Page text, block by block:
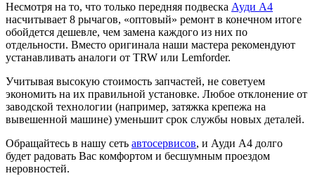
Несмотря на то, что только передняя подвеска Ауди А4
насчитывает 8 рычагов, «оптовый» ремонт в конечном итоге
обойдется дешевле, чем замена каждого из них по
отдельности. Вместо оригинала наши мастера рекомендуют
устанавливать аналоги от TRW или Lemforder.
Учитывая высокую стоимость запчастей, не советуем
экономить на их правильной установке. Любое отклонение от
заводской технологии (например, затяжка крепежа на
вывешенной машине) уменьшит срок службы новых деталей.
Обращайтесь в нашу сеть автосервисов, и Ауди А4 долго
будет радовать Вас комфортом и бесшумным проездом
неровностей.